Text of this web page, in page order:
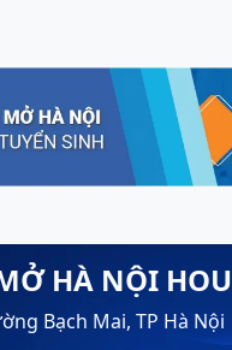
HÀ NỘI HOU
Bạch Mai, TP Hà Nội